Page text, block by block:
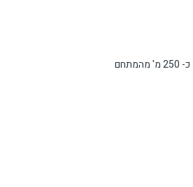
כ- 250 מ' מהמתחם